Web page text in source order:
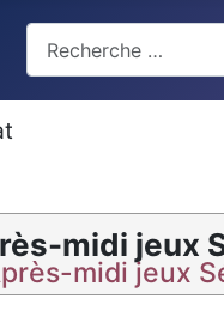
midi jeux
midi jeux